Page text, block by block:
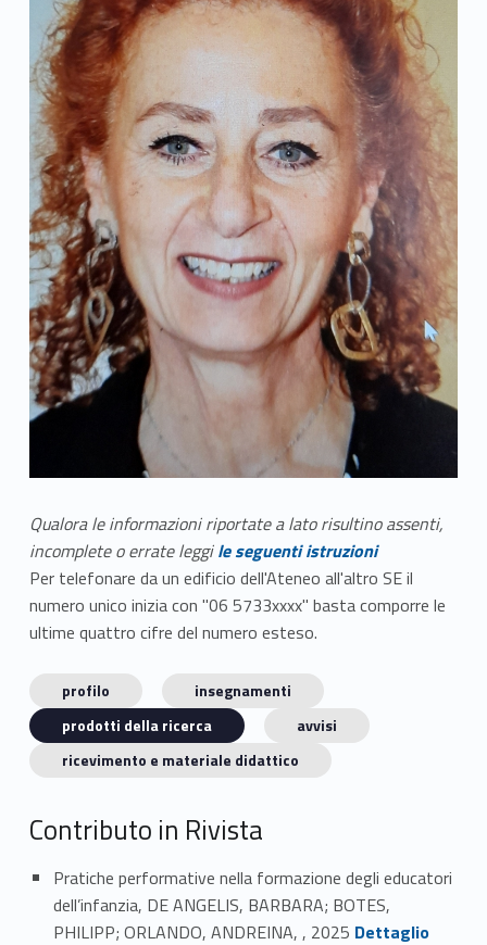
Qualora le informazioni riportate a lato risultino assenti,
incomplete o errate leggile seguenti istruzioni
Per telefonare da un edificio dell'Ateneo all'altro SE il
numero unico inizia con "06 5733xxxx" basta comporre le
ultime quattro cifre del numero esteso.
profilo
insegnamenti
prodotti della ricerca
avvisi
ricevimento e materiale didattico
Contributo in Rivista
Pratiche performative nella formazione degli educatori
dell’infanzia, DE ANGELIS, BARBARA; BOTES,
PHILIPP; ORLANDO, ANDREINA, , 2025 Link identifier #identifier_person_73839-1Dettaglio